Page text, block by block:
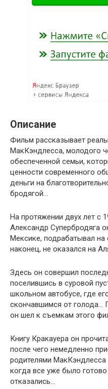
Описание
Фильм рассказывает
МакКэндлесса, молодого
обеспеченной семьи,
ценности современного
деньги на
бродягой…
На протяжении двух лет с
Александр Супербродяга
Мексике, подрабатывал на
наконец, не оказался на
Здесь он совершил
поселившись в суровой
школьном автобусе, где
скончавшимся от
он шел к съемкам этого
Книгу Кракауера он
после чего немедленно
родителями
когда все уже было
отказались…